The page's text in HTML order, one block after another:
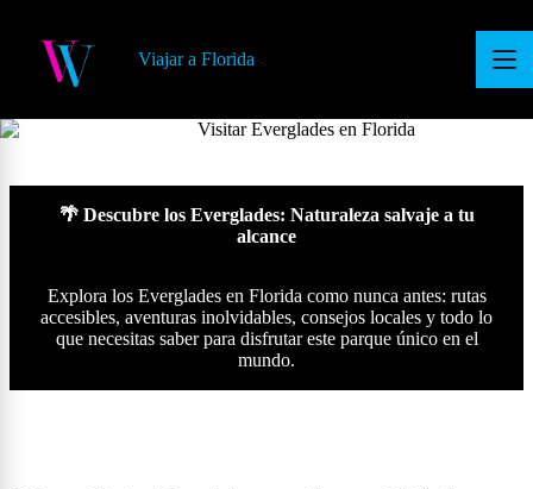
Viajar a Florida
🌴 Descubre los Everglades: Naturaleza salvaje a tu
alcance
Explora los Everglades en Florida como nunca antes: rutas
accesibles, aventuras inolvidables, consejos locales y todo lo
que necesitas saber para disfrutar este parque único en el
mundo.